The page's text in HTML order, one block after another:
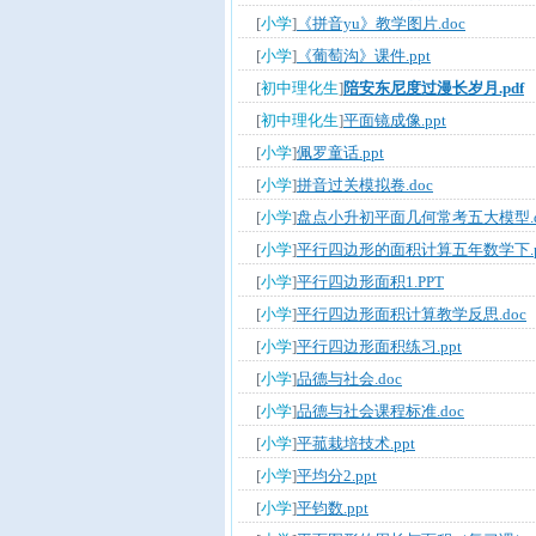
[小学] 《拼音yu》教学图片.doc
[小学] 《葡萄沟》课件.ppt
[初中理化生]陪安东尼度过漫长岁月.pdf
[初中理化生]平面镜成像.ppt
[小学]佩罗童话.ppt
[小学]拼音过关模拟卷.doc
[小学]盘点小升初平面几何常考五大模型
[小学]平行四边形的面积计算五年数学下
[小学]平行四边形面积1.PPT
[小学]平行四边形面积计算教学反思.doc
[小学]平行四边形面积练习.ppt
[小学]品德与社会.doc
[小学]品德与社会课程标准.doc
[小学]平菰栽培技术.ppt
[小学]平均分2.ppt
[小学]平钧数.ppt